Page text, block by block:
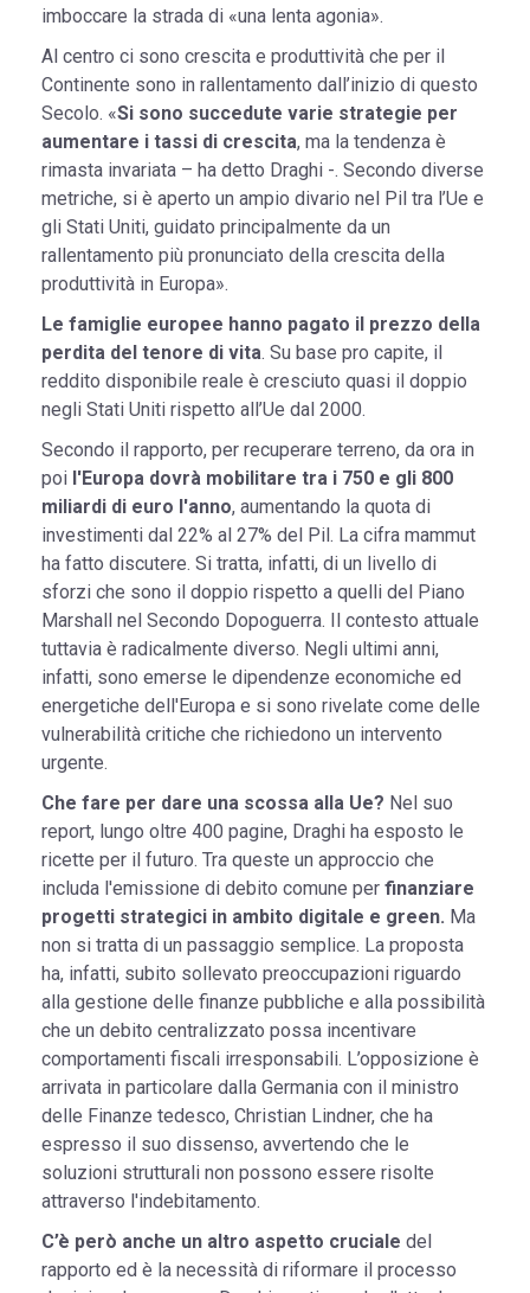
imboccare la strada di «una lenta agonia».
Al centro ci sono crescita e produttività che per il
Continente sono in rallentamento dall’inizio di questo
Secolo. «Si sono succedute varie strategie per
aumentare i tassi di crescita, ma la tendenza è
rimasta invariata – ha detto Draghi -. Secondo diverse
metriche, si è aperto un ampio divario nel Pil tra l’Ue e
gli Stati Uniti, guidato principalmente da un
rallentamento più pronunciato della crescita della
produttività in Europa».
Le famiglie europee hanno pagato il prezzo della
perdita del tenore di vita. Su base pro capite, il
reddito disponibile reale è cresciuto quasi il doppio
negli Stati Uniti rispetto all’Ue dal 2000.
Secondo il rapporto, per recuperare terreno, da ora in
poi l'Europa dovrà mobilitare tra i 750 e gli 800
miliardi di euro l'anno, aumentando la quota di
investimenti dal 22% al 27% del Pil. La cifra mammut
ha fatto discutere. Si tratta, infatti, di un livello di
sforzi che sono il doppio rispetto a quelli del Piano
Marshall nel Secondo Dopoguerra. Il contesto attuale
tuttavia è radicalmente diverso. Negli ultimi anni,
infatti, sono emerse le dipendenze economiche ed
energetiche dell'Europa e si sono rivelate come delle
vulnerabilità critiche che richiedono un intervento
urgente.
Che fare per dare una scossa alla Ue? Nel suo
report, lungo oltre 400 pagine, Draghi ha esposto le
ricette per il futuro. Tra queste un approccio che
includa l'emissione di debito comune per finanziare
progetti strategici in ambito digitale e green. Ma
non si tratta di un passaggio semplice. La proposta
ha, infatti, subito sollevato preoccupazioni riguardo
alla gestione delle finanze pubbliche e alla possibilità
che un debito centralizzato possa incentivare
comportamenti fiscali irresponsabili. L’opposizione è
arrivata in particolare dalla Germania con il ministro
delle Finanze tedesco, Christian Lindner, che ha
espresso il suo dissenso, avvertendo che le
soluzioni strutturali non possono essere risolte
attraverso l'indebitamento.
C’è però anche un altro aspetto cruciale del
rapporto ed è la necessità di riformare il processo